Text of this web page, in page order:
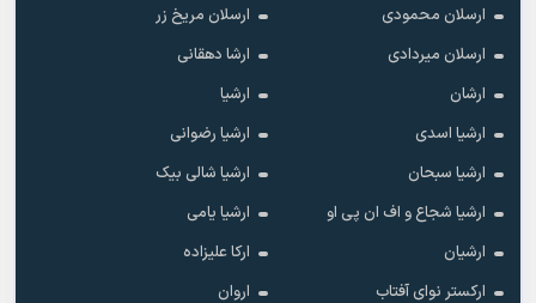
ارسلان محمودی
ارسلان مریخ زر
ارسلان میردادی
ارشا دهقانی
ارشان
ارشیا
ارشیا اسدی
ارشیا رضوانی
ارشیا سبحان
ارشیا شالی بیک
ارشیا شجاع و اف ان پی او
ارشیا یامی
ارشیان
ارکا علیزاده
ارکستر نوای آفتاب
اروان